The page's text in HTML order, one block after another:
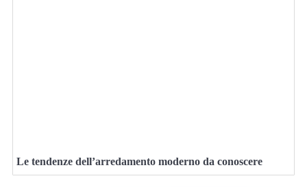
Le tendenze dell’arredamento moderno da conoscere